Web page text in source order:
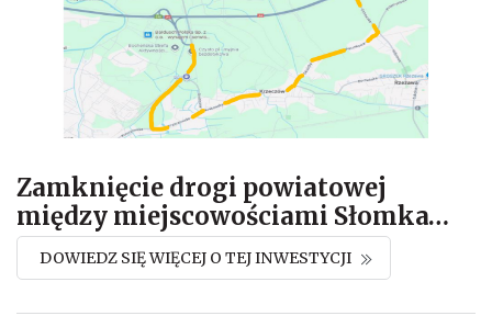
Zamknięcie drogi powiatowej
między miejscowościami Słomka…
DOWIEDZ SIĘ WIĘCEJ O TEJ INWESTYCJI